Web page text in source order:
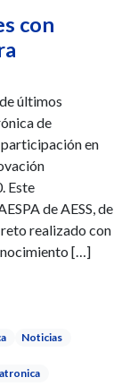
con
últimos
de
en
Este
de AESS, de
realizado con
[…]
con funciones
Noticias